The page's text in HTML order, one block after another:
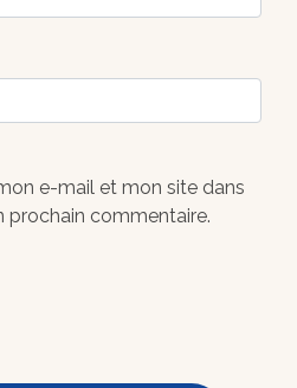
e-mail et mon site dans
prochain commentaire.